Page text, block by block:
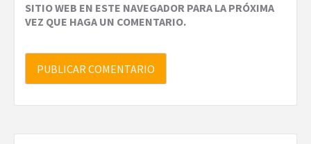
SITIO WEB EN ESTE NAVEGADOR PARA LA PRÓXIMA
VEZ QUE HAGA UN COMENTARIO.